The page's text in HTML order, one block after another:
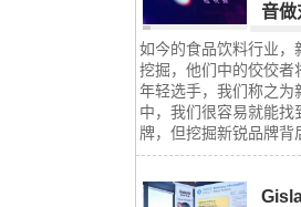
音做
如今的食品饮料行业，
挖掘，他们中的佼佼者
年轻选手，我们称之为
中，我们很容易就能找
牌，但挖掘新锐品牌背